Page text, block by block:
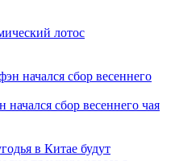
лотос
сбор весеннего чая